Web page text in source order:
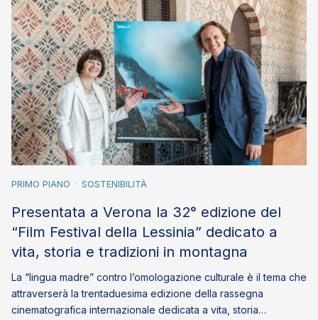
PRIMO PIANO SOSTENIBILITÀ
Presentata a Verona la 32° edizione del
“Film Festival della Lessinia” dedicato a
vita, storia e tradizioni in montagna
La “lingua madre” contro l’omologazione culturale è il tema che
attraverserà la trentaduesima edizione della rassegna
cinematografica internazionale dedicata a vita, storia…